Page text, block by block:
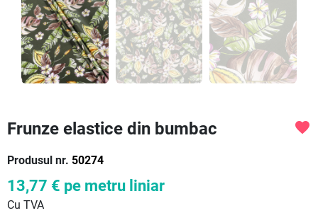
Frunze elastice din bumbac
Produsul nr. 50274
favorite
13,77 € pe metru liniar
Cu TVA